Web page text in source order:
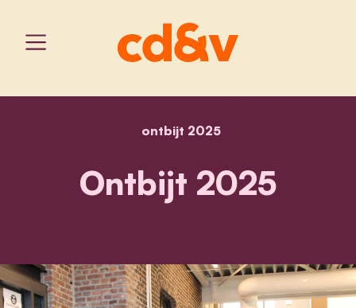
home
ontbijt 2025ontbijt 2025
Ontbijt 2025